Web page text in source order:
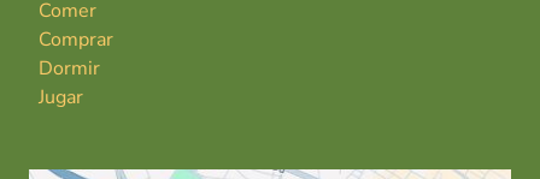
Comer
Comprar
Dormir
Jugar